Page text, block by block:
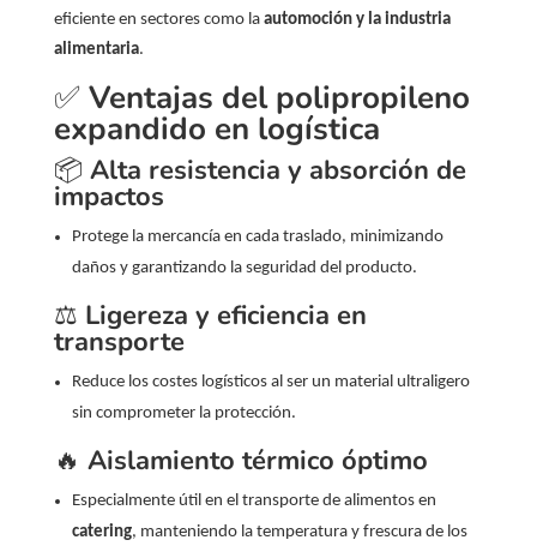
eficiente en sectores como la automoción y la industria
alimentaria.
✅ Ventajas del polipropileno
expandido en logística
📦 Alta resistencia y absorción de
impactos
Protege la mercancía en cada traslado, minimizando
daños y garantizando la seguridad del producto.
⚖️ Ligereza y eficiencia en
transporte
Reduce los costes logísticos al ser un material ultraligero
sin comprometer la protección.
🔥 Aislamiento térmico óptimo
Especialmente útil en el transporte de alimentos en
catering, manteniendo la temperatura y frescura de los